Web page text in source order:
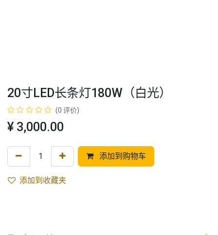
20寸LED长条灯180W（白光）
(0 评价)
¥ 3,000.00
添加到购物车
添加到收藏夹